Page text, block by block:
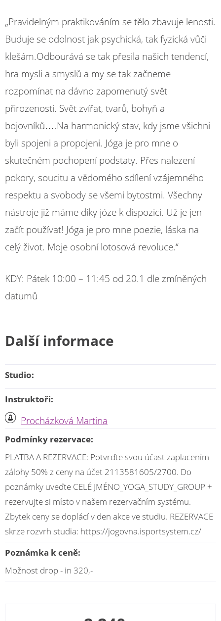
„Pravidelným praktikováním se tělo zbavuje lenosti.
Buduje se odolnost jak psychická, tak fyzická vůči
klešám.Odbourává se tak přesila našich tendencí,
hra mysli a smyslů a my se tak začneme
rozpomínat na dávno zapomenutý svět
přirozenosti. Svět zvířat, tvarů, bohyň a
bojovníků….Na harmonický stav, kdy jsme všichni
byli spojeni a propojeni. Jóga je pro mne o
skutečném pochopení podstaty. Přes nalezení
pokory, soucitu a vědomého sdílení vzájemného
respektu a svobody se všemi bytostmi. Všechny
nástroje již máme díky józe k dispozici. Už je jen
začít používat! Jóga je pro mne poezie, láska na
celý život. Moje osobní lotosová revoluce.“
KDY: Pátek 10:00 – 11:45 od 20.1 dle zmíněných
datumů
Další informace
Studio:
Instruktoři:
Procházková Martina
Podmínky rezervace:
PLATBA A REZERVACE: Potvrďte svou účast zaplacením
zálohy 50% z ceny na účet 2113581605/2700. Do
poznámky uveďte CELÉ JMÉNO_YOGA_STUDY_GROUP +
rezervujte si místo v našem rezervačním systému.
Zbytek ceny se doplácí v den akce ve studiu. REZERVACE
skrze rozvrh studia: https://jogovna.isportsystem.cz/
Poznámka k ceně:
Možnost drop - in 320,-